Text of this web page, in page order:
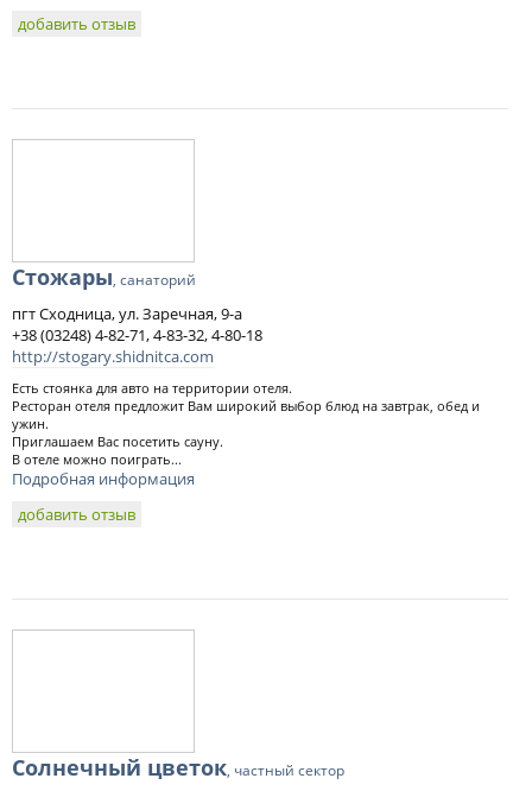
добавить отзыв
Стожары, санаторий
пгт Сходница, ул. Заречная, 9-а
+38 (03248) 4-82-71, 4-83-32, 4-80-18
http://stogary.shidnitca.com
Есть стоянка для авто на территории отеля.
Ресторан отеля предложит Вам широкий выбор блюд на завтрак, обед и
ужин.
Приглашаем Вас посетить сауну.
В отеле можно поиграть...
Подробная информация
добавить отзыв
Солнечный цветок, частный сектор